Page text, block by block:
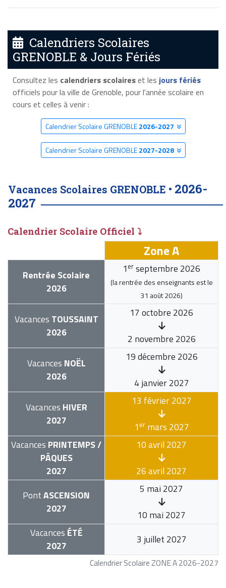
Calendriers Scolaires
GRENOBLE & Jours Fériés
Consultez les calendriers scolaireset les jours fériés
officiels pour la ville de Grenoble, pour l'année scolaire en
cours et celles à venir :
Calendrier Scolaire GRENOBLE2026-2027
Calendrier Scolaire GRENOBLE2027-2028
Vacances Scolaires GRENOBLE • 2026-
2027
Calendrier Scolaire Officiel ⤵
Calendrier Scolaire ZONE A 2026-2027
Zone A
Rentrée Scolaire
2026
1 er septembre 2026
(la rentrée des enseignants est le
31 août 2026)
Vacances TOUSSAINT
2026
17 octobre 2026
2 novembre 2026
Vacances NOËL
2026
19 décembre 2026
4 janvier 2027
Vacances HIVER
2027
13 février 2027
1ermars 2027
Vacances PRINTEMPS /
PÂQUES
2027
10 avril 2027
26 avril 2027
PontASCENSION
2027
5 mai 2027
10 mai 2027
Vacances ÉTÉ
2027
3 juillet 2027